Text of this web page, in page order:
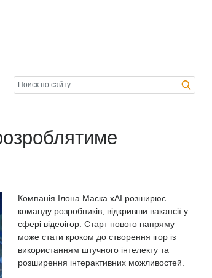
Компанія Ілона Маска xAI розширює
команду розробників, відкривши вакансії у
сфері відеоігор. Старт нового напряму
може стати кроком до створення ігор із
використанням штучного інтелекту та
розширення інтерактивних можливостей.